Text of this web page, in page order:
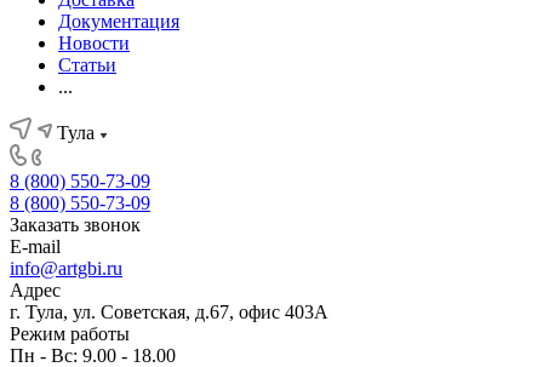
Документация
Новости
Статьи
...
Тула
8 (800) 550-73-09
8 (800) 550-73-09
Заказать звонок
E-mail
info@artgbi.ru
Адрес
г. Тула, ул. Советская, д.67, офис 403А
Режим работы
Пн - Вс: 9.00 - 18.00